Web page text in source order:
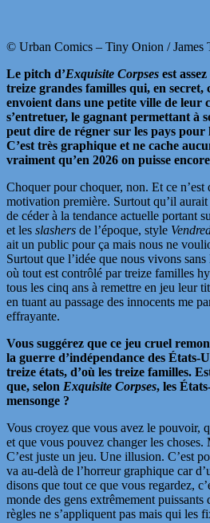
© Urban Comics – Tiny Onion /
Le pitch d’Exquisite Corpses est
treize grandes familles qui, en
envoient dans une petite ville de leur
s’entretuer, le gagnant permettant à
peut dire de régner sur les pays pour
C’est très graphique et ne cache
vraiment qu’en 2026 on puisse
Choquer pour choquer, non. Et ce n’est
motivation première. Surtout qu’il
de céder à la tendance actuelle portant
et les slashers de l’époque, style
ait un public pour ça mais nous ne
Surtout que l’idée que nous vivons
où tout est contrôlé par treize familles
tous les cinq ans à remettre en jeu leur
en tuant au passage des innocents me
effrayante.
Vous suggérez que ce jeu cruel
la guerre d’indépendance des États-
treize états, d’où les treize familles.
que, selon Exquisite Corpses, les
mensonge ?
Vous croyez que vous avez le pouvoir,
et que vous pouvez changer les
C’est juste un jeu. Une illusion. C’est
va au-delà de l’horreur graphique car
disons que tout ce que vous regardez,
monde des gens extrêmement
règles ne s’appliquent pas mais qui les